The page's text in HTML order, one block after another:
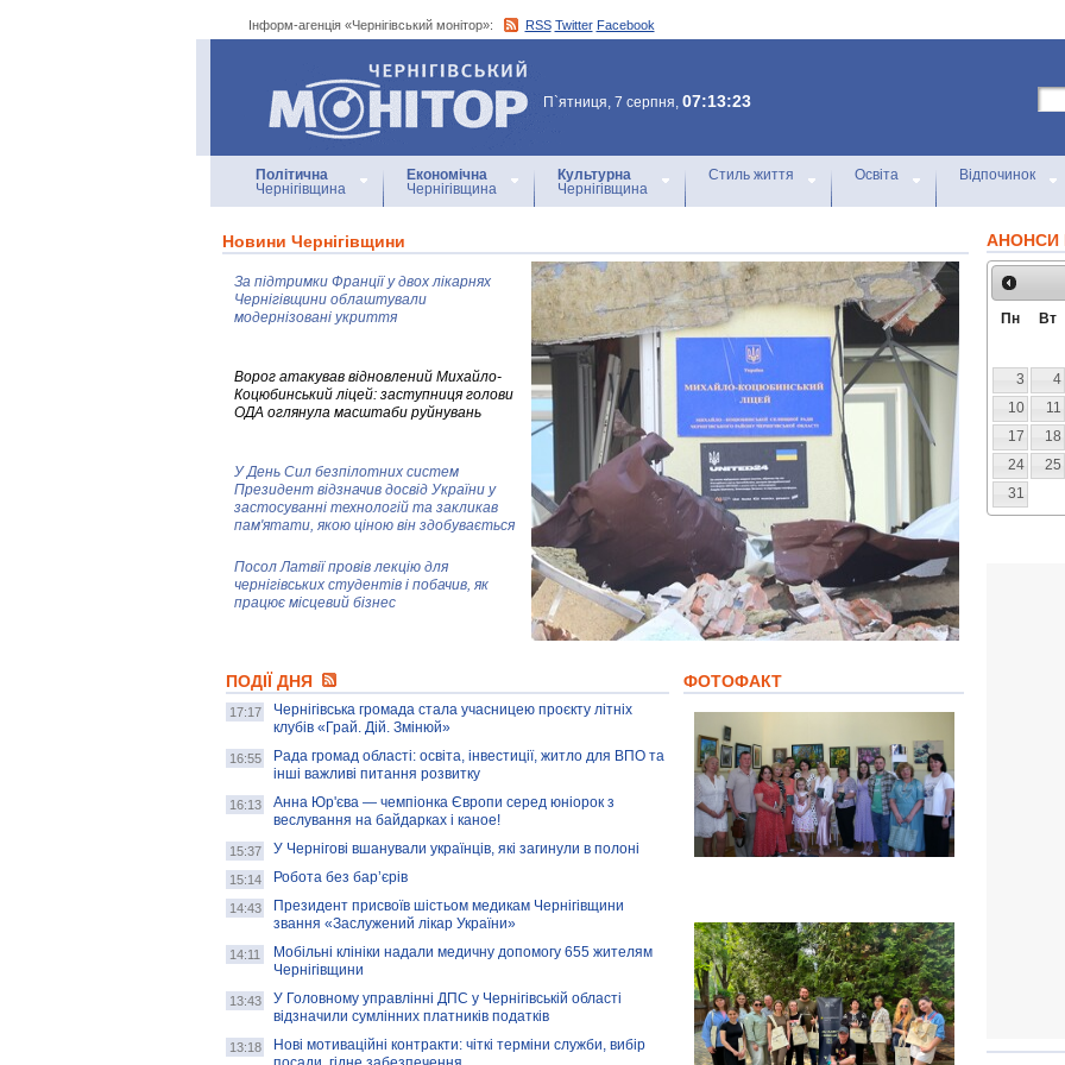
Інформ-агенція «Чернігівський монітор»: RSS Twitter Facebook
Інформ-агенція
«Чернігівський монітор»
П`ятниця, 7 серпня, 07:13:23
Політична
Чернігівщина
Економічна
Чернігівщина
Культурна
Чернігівщина
Стиль життя Освіта Відпочинок
Новини Чернігівщини
За підтримки Франції у двох лікарнях
Чернігівщини облаштували
модернізовані укриття
Ворог атакував відновлений Михайло-
Коцюбинський ліцей: заступниця голови
ОДА оглянула масштаби руйнувань
У День Сил безпілотних систем
Президент відзначив досвід України у
застосуванні технологій та закликав
пам'ятати, якою ціною він здобувається
Посол Латвії провів лекцію для
чернігівських студентів і побачив, як
працює місцевий бізнес
колекцію про війну, емоції та тварин
AB InBev Efes Україна підтримала
навчальний проєкт "Молодіжна бізнес-
школа", спрямований на розвиток
підприємництва у Чернігівській області
Золота тварина: видання Forbes
написало про чернігівця Патрона: хто і
скільки на ньому заробляє? І куди
витрачають?
ПОДІЇ ДНЯ
17:17
Чернігівська громада стала учасницею проєкту літніх
клубів «Грай. Дій. Змінюй»
16:55
Рада громад області: освіта, інвестиції, житло для ВПО та
інші важливі питання розвитку
16:13
Анна Юр'єва — чемпіонка Європи серед юніорок з
веслування на байдарках і каное!
15:37 У Чернігові вшанували українців, які загинули в полоні
15:14 Робота без бар’єрів
14:43
Президент присвоїв шістьом медикам Чернігівщини
звання «Заслужений лікар України»
14:11
Мобільні клініки надали медичну допомогу 655 жителям
Чернігівщини
13:43
У Головному управлінні ДПС у Чернігівській області
відзначили сумлінних платників податків
13:18
Нові мотиваційні контракти: чіткі терміни служби, вибір
ФОТОФАКТ
АНОНСИ
Пн Вт
3
4
10
11
17
18
24
25
31